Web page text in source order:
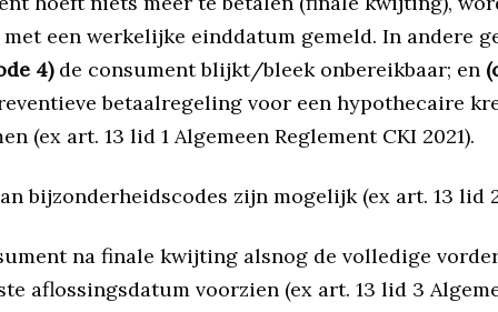
een werkelijke einddatum gemeld. In andere
4)de consument blijkt/bleek onbereikbaar; en
betaalregeling voor een hypothecaire
(ex art. 13 lid 1 Algemeen Reglement CKI 2021).
bijzonderheidscodes zijn mogelijk (ex art. 13 lid
na finale kwijting alsnog de volledige
aflossingsdatum voorzien (ex art. 13 lid 3